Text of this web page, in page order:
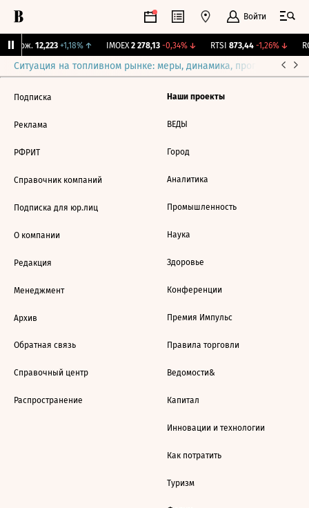
Войти
Бирж. 12,223 +1,18%↑ IMOEX 2 278,13 -0,34%↓ RTSI 873,44 -1,26%↓
Ситуация на топливном рынке: меры, динамика, прогнозы
Подписка
Реклама
РФРИТ
Справочник компаний
Подписка для юр.лиц
О компании
Редакция
Менеджмент
Архив
Обратная связь
Справочный центр
Распространение
Наши проекты
ВЕДЫ
Город
Аналитика
Промышленность
Наука
Здоровье
Конференции
Премия Импульс
Правила торговли
Ведомости&
Капитал
Инновации и технологии
Как потратить
Туризм